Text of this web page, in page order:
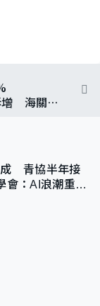
增 海關籲
成 青協半年接
：AI浪潮重整